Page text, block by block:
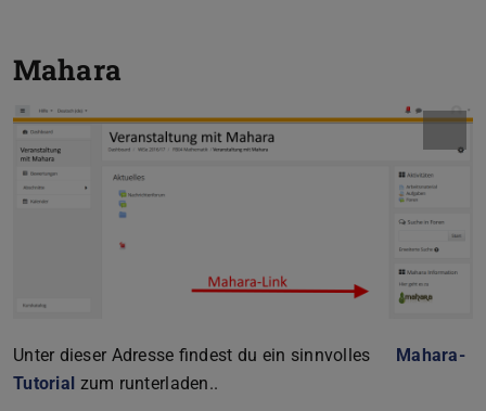
Mahara
Unter dieser Adresse findest du ein sinnvolles
Mahara-
Tutorial zum runterladen..